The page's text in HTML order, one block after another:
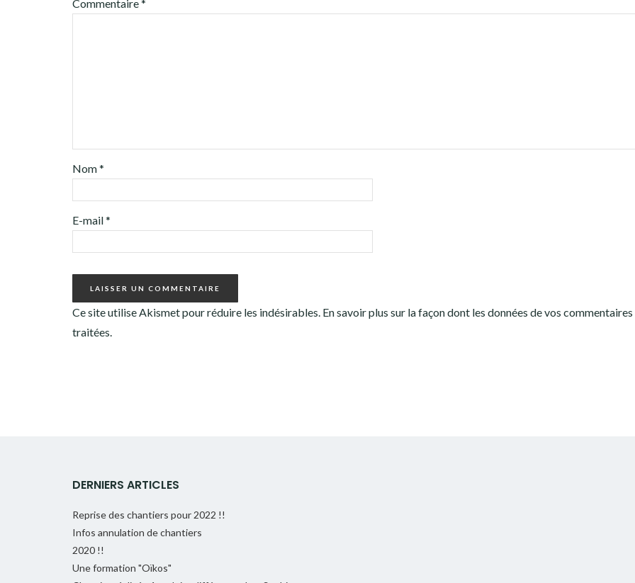
Commentaire*
Nom*
E-mail*
Ce site utilise Akismet pour réduire les indésirables. En savoir plus sur la façon dont les données de vos
traitées
DERNIERS ARTICLES
Reprise des chantiers pour 2022 !!
Infos annulation de chantiers
2020 !!
Une formation "Oïkos"